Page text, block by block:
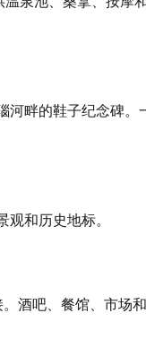
河畔的鞋子纪念碑。
和历史地标。
酒吧、餐馆、市场和